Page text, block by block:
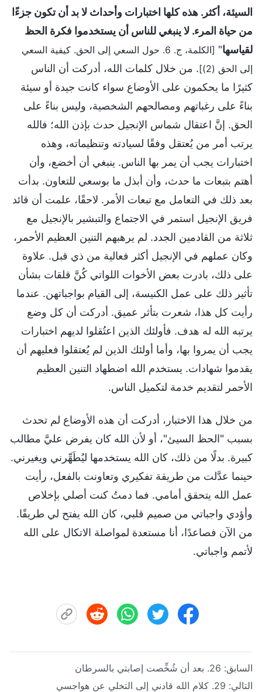
السيئة، أكثر. هذه كلها اختبارات وأحداث لا بد أن تكون جزءًا
من حياة المرء. لا ينبغي للناس أن يستخدموا فكرة الحظ
لقياسها"
[الكلمة، ج. 6. حول السعي إلى الحق. كيفية السعي
إلى الحق (2)]
. من خلال كلمات الله، أدركت أن الناس
كثيرًا ما يحكمون على الأوضاع سواء كانت جيدة أو سيئة
بناءً على رغباتهم ومصالحهم الشخصية، وليس بناءً على
الحق. إنَّ اعتقال شماس الإنجيل حدث بإذن الله؛ فالله
يرتب أمر من يُعتقل وفقًا لسيادته وتنظيماته، وهذه
اختبارات يجب أن يمر بها الناس. ينبغي أن أخضع، وأن
أهتم بتبعات ما حدث، وأن أبذل ما بوسعي للتعاون. بدأت
بعد ذلك في التعامل مع تبعات الأمر. لاحقًا، علمت أن قائد
فريق الإنجيل استمر في الاجتماع والتبشير بالإنجيل مع
ثلاثة من القادمين الجدد. لم يرهبهم التنين العظيم الأحمر،
وكان عملهم في الإنجيل أكثر فعالية من ذي قبل. علاوة
على ذلك، بادرت بعض الأخوات اللواتي كُنَّ قلقات بشأن
تأثير ذلك على عمل الكنيسة، إلى القيام بواجباتهن. عندما
رأيت كل هذا، شعرت بتأثر عميق. أدركت أن كل وضع
يرتبه الله له هدف. فأولئك الذين اعتُقلوا لديهم اختبارات
يجب أن يمروا بها، وأما أولئك الذين لم يُعتقلوا فعليهم أن
يقدموا شهادات. يستخدم الله اضطهاد التنين العظيم
الأحمر لتقديم خدمة لتكميل الناس.
من خلال هذا الاختبار، أدركت أن هذه الأوضاع لم تحدث
بسبب "الحظ السيئ"، أو لأن الله كان يفرض عليَّ مطالب
كبيرة. بدلًا من ذلك، كان الله يستخدمها ليُطَهِّرني ويغيرني.
حينما عدَّلت من طريقة تفكيري وتعاونت بالفعل، رأيت
عمل الله يتحقق أمامي. فما دمتُ كنت أصلي بإخلاص
وأؤدي واجباتي من صميم قلبي، كان الله يفتح لي طريقًا.
من الآن فصاعدًا، أنا مستعدة لمواصلة الاتكال على الله
لأتمم واجباتي.
السابق: 26. بعد أن شُخِّصت إصابتي بالسرطان
التالي: 29. كلام الله قادني إلى التخلي عن هواجسي